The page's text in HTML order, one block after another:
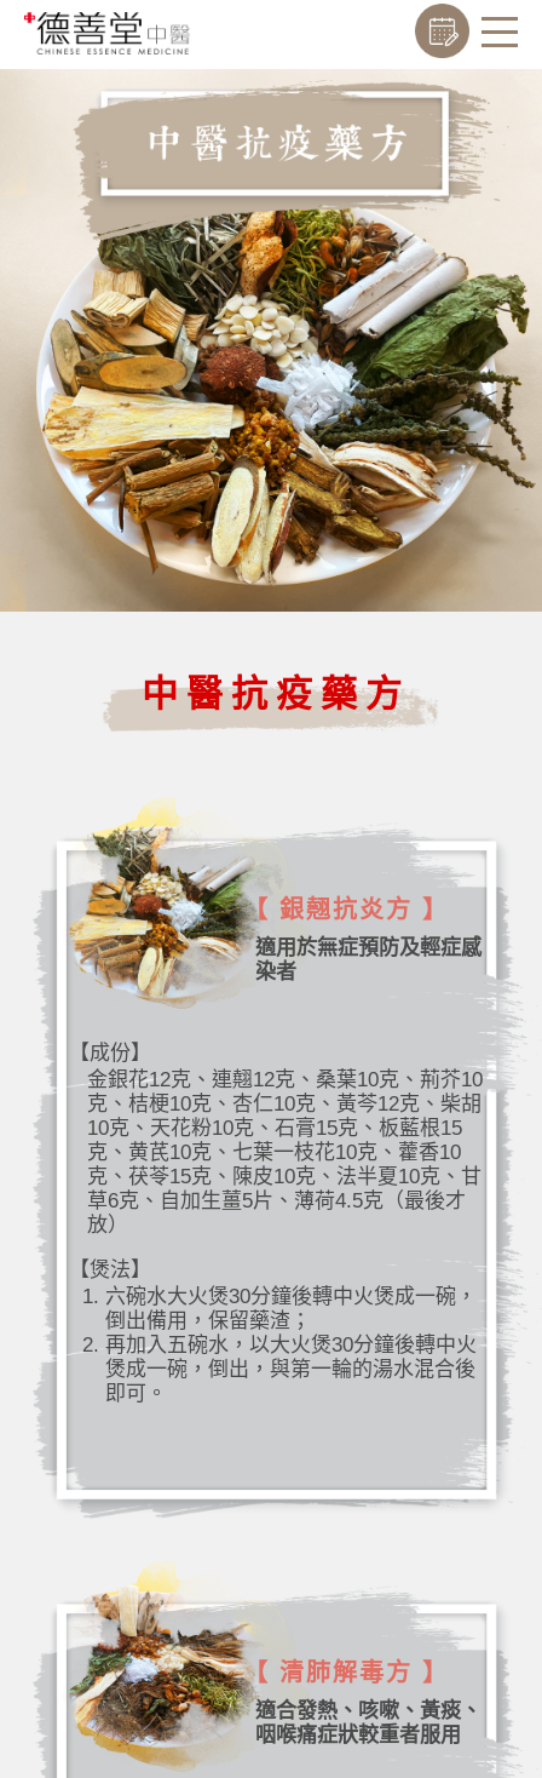
中醫抗疫藥方
【 銀翹抗炎方 】
適用於無症預防及輕症感
染者
【成份】
金銀花12克、連翹12克、桑葉10克、荊芥10
克、桔梗10克、杏仁10克、黃芩12克、柴胡
10克、天花粉10克、石膏15克、板藍根15
克、黄芪10克、七葉一枝花10克、藿香10
克、茯苓15克、陳皮10克、法半夏10克、甘
草6克、自加生薑5片、薄荷4.5克（最後才
放）
【煲法】
六碗水大火煲30分鐘後轉中火煲成一碗，
倒出備用，保留藥渣；
再加入五碗水，以大火煲30分鐘後轉中火
煲成一碗，倒出，與第一輪的湯水混合後
即可。
【 清肺解毒方 】
適合發熱、咳嗽、黃痰、
咽喉痛症狀較重者服用